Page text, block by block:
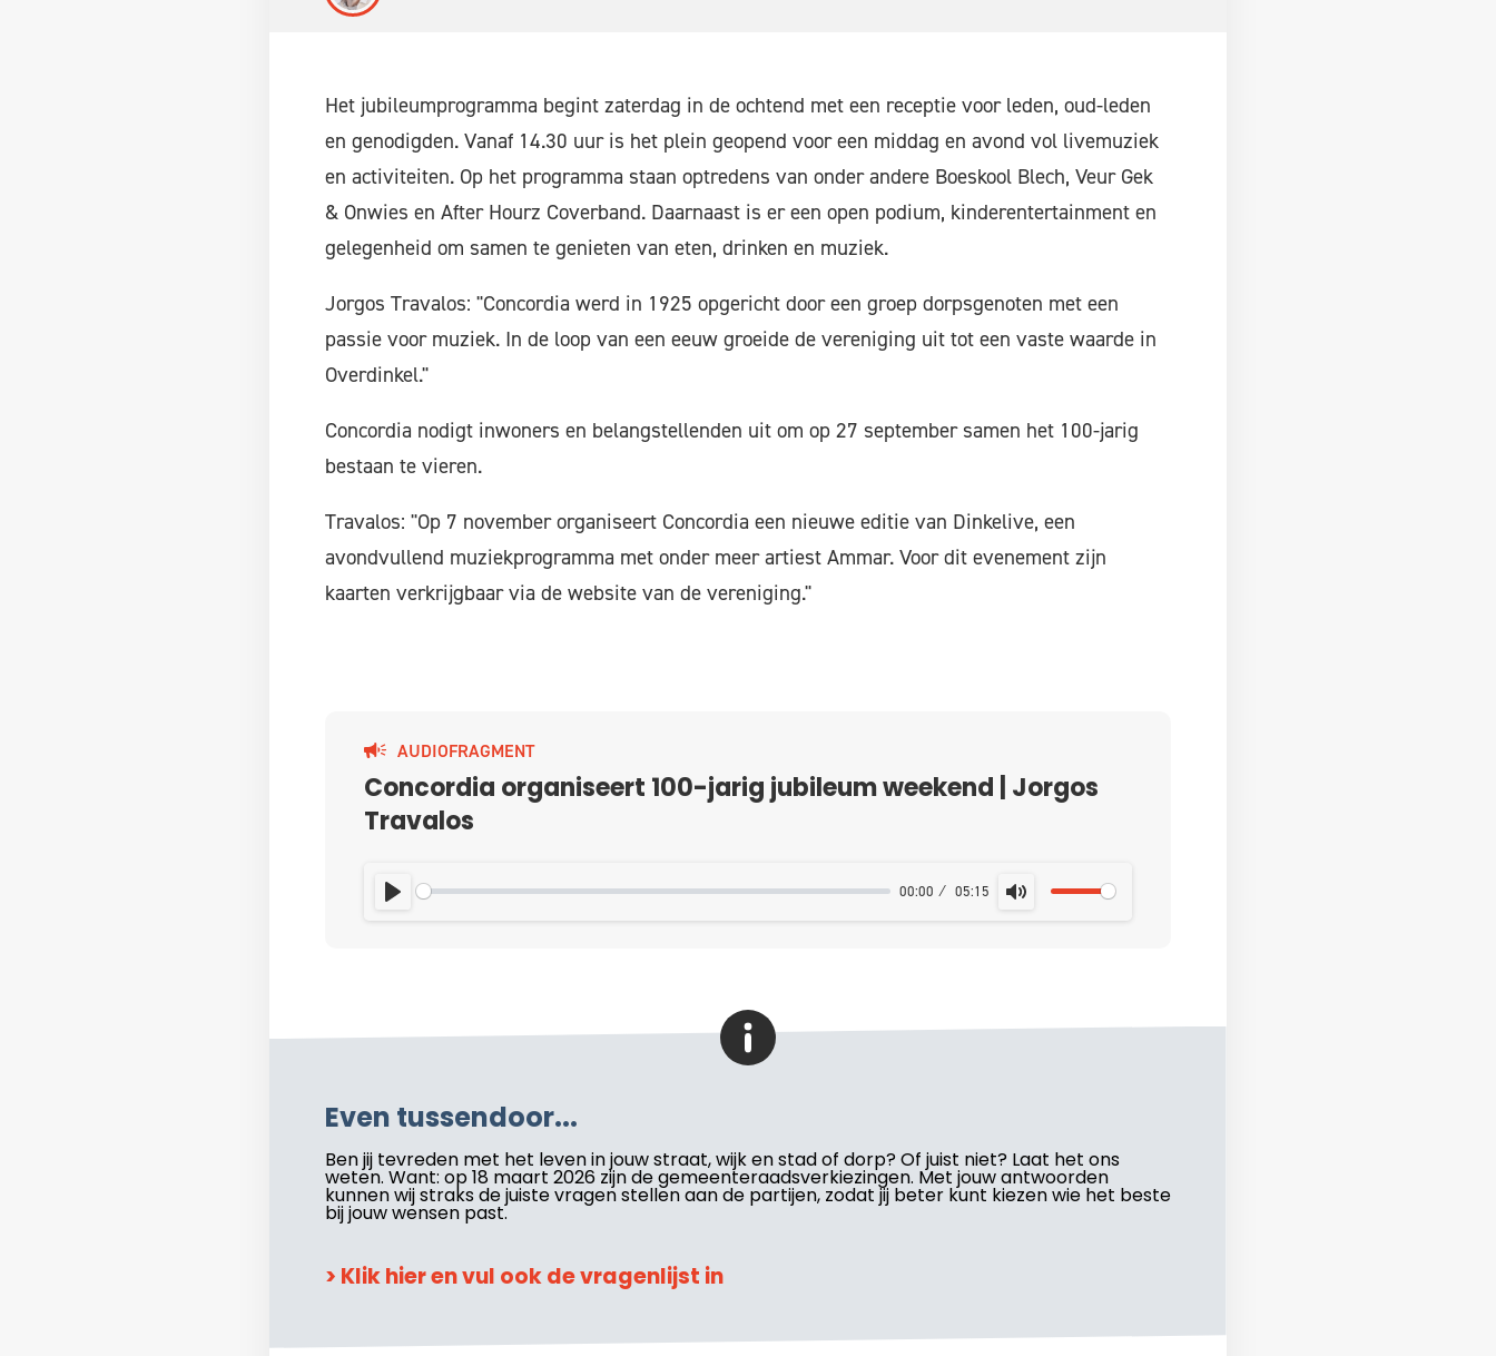
Het jubileumprogramma begint zaterdag in de ochtend met een receptie voor leden, oud-leden
en genodigden. Vanaf 14.30 uur is het plein geopend voor een middag en avond vol livemuziek
en activiteiten. Op het programma staan optredens van onder andere Boeskool Blech, Veur Gek
& Onwies en After Hourz Coverband. Daarnaast is er een open podium, kinderentertainment en
gelegenheid om samen te genieten van eten, drinken en muziek.
Jorgos Travalos: "Concordia werd in 1925 opgericht door een groep dorpsgenoten met een
passie voor muziek. In de loop van een eeuw groeide de vereniging uit tot een vaste waarde in
Overdinkel."
Concordia nodigt inwoners en belangstellenden uit om op 27 september samen het 100-jarig
bestaan te vieren.
Travalos: "Op 7 november organiseert Concordia een nieuwe editie van Dinkelive, een
avondvullend muziekprogramma met onder meer artiest Ammar. Voor dit evenement zijn
kaarten verkrijgbaar via de website van de vereniging."
AUDIOFRAGMENT
Concordia organiseert 100-jarig jubileum weekend | Jorgos
Travalos
PLAY 00:00 05:15 MUTE
Even tussendoor...
Ben jij tevreden met het leven in jouw straat, wijk en stad of dorp? Of juist niet? Laat het ons
weten. Want: op 18 maart 2026 zijn de gemeenteraadsverkiezingen. Met jouw antwoorden
kunnen wij straks de juiste vragen stellen aan de partijen, zodat jij beter kunt kiezen wie het beste
bij jouw wensen past.
> Klik hier en vul ook de vragenlijst in